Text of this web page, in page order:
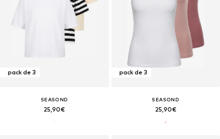
pack de 3
SEASOND
25,90€
pack de 3
SEASOND
25,90€